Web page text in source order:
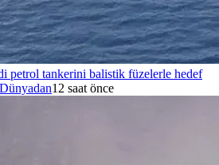
petrol tankerini balistik füzelerle hedef
Dünyadan12 saat önce